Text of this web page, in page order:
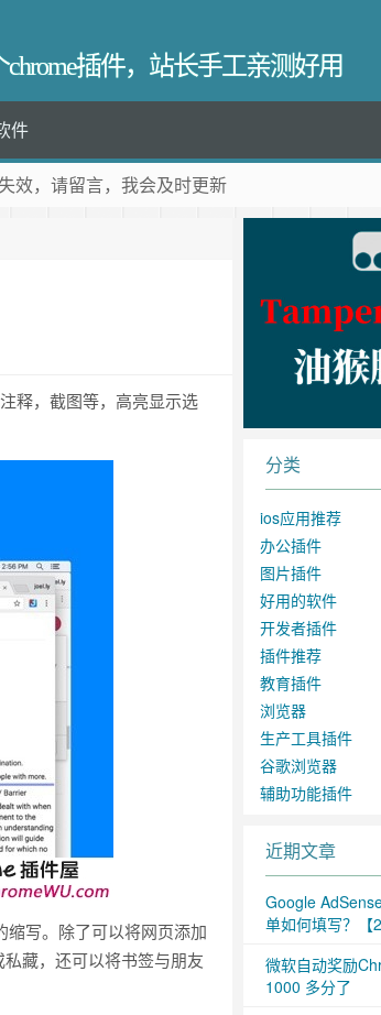
chrome插件，站长手工亲测好用
件
效，请留言，我会及时更新
释，截图等，高亮显示选
缩写。除了可以将网页添加
藏，还可以将书签与朋友
分类
ios应用推荐
办公插件
图片插件
好用的软件
开发者插件
插件推荐
教育插件
浏览器
生产工具插件
谷歌浏览器
辅助功能插件
近期文章
Google
单如何填写？【
微软自动奖励
1000 多分了